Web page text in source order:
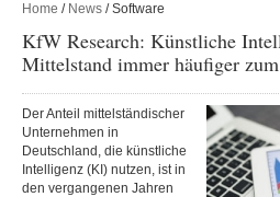
Home / News / Software
KfW Research: Künstliche
Mittelstand immer häufiger
Der Anteil mittelständischer
Unternehmen in
Deutschland, die künstliche
Intelligenz (KI) nutzen, ist in
den vergangenen Jahren